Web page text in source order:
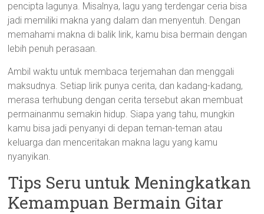
pencipta lagunya. Misalnya, lagu yang terdengar ceria bisa
jadi memiliki makna yang dalam dan menyentuh. Dengan
memahami makna di balik lirik, kamu bisa bermain dengan
lebih penuh perasaan.
Ambil waktu untuk membaca terjemahan dan menggali
maksudnya. Setiap lirik punya cerita, dan kadang-kadang,
merasa terhubung dengan cerita tersebut akan membuat
permainanmu semakin hidup. Siapa yang tahu, mungkin
kamu bisa jadi penyanyi di depan teman-teman atau
keluarga dan menceritakan makna lagu yang kamu
nyanyikan.
Tips Seru untuk Meningkatkan
Kemampuan Bermain Gitar